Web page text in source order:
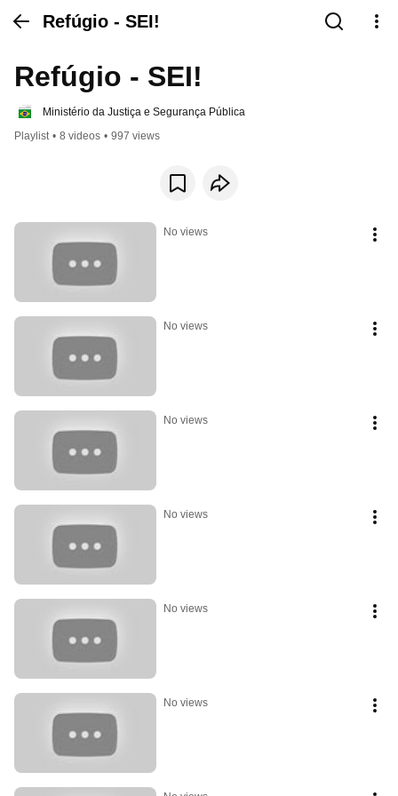
Refúgio - SEI!
Refúgio - SEI!
Ministério da Justiça e Segurança Pública
Playlist • 8 videos • 997 views
No views
No views
No views
No views
No views
No views